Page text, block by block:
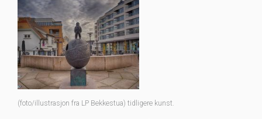
(foto/illustrasjon fra LP Bekkestua) tidligere kunst.